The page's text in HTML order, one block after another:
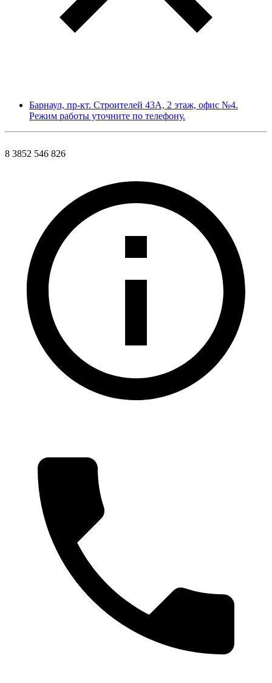
Барнаул, пр-кт. Строителей 43А, 2 этаж, офис №4.
Режим работы уточните по телефону.
8 3852 546 826